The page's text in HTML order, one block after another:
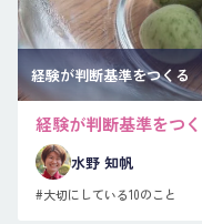
経験が判断基準をつくる
経験が判断基準をつ
水野 知帆
#大切にしている10のこと